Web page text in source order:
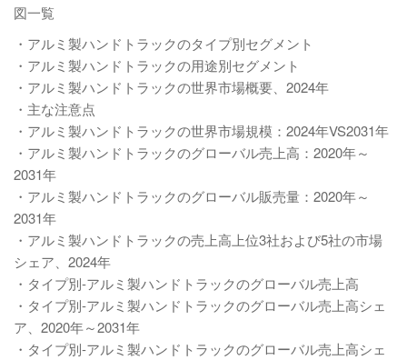
図一覧
・アルミ製ハンドトラックのタイプ別セグメント
・アルミ製ハンドトラックの用途別セグメント
・アルミ製ハンドトラックの世界市場概要、2024年
・主な注意点
・アルミ製ハンドトラックの世界市場規模：2024年VS2031年
・アルミ製ハンドトラックのグローバル売上高：2020年～
2031年
・アルミ製ハンドトラックのグローバル販売量：2020年～
2031年
・アルミ製ハンドトラックの売上高上位3社および5社の市場
シェア、2024年
・タイプ別-アルミ製ハンドトラックのグローバル売上高
・タイプ別-アルミ製ハンドトラックのグローバル売上高シェ
ア、2020年～2031年
・タイプ別-アルミ製ハンドトラックのグローバル売上高シェ